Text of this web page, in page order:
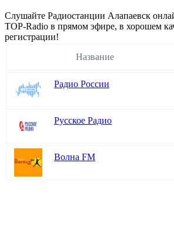
Cлушайте Радиостанции Алапаевск
TOP-Radio в прямом эфире, в хорошем
регистрации!
Название
Радио России
Русское Радио
Волна FM